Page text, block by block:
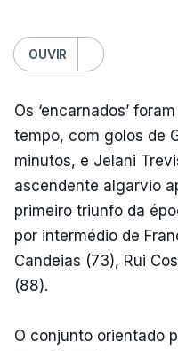
OUVIR
Os ‘encarnados’
tempo, com golos de
minutos, e Jelani
ascendente algarvio
primeiro triunfo da
por intermédio de
Candeias (73), Rui
(88).
O conjunto orientado